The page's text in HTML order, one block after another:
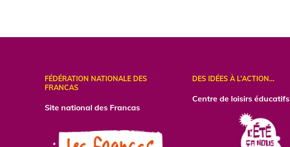
FÉDÉRATION NATIONALE DES
FRANCAS
Site national des Francas
DES IDÉES À L’ACTION…
Centrede loisirs éducatifs